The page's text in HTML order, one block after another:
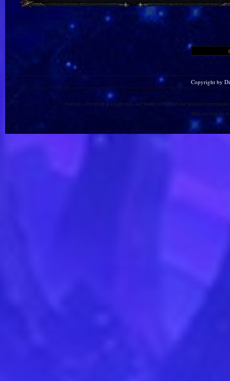
Copyright by
Warlords of Draenor is a trademark, and World of Warcraft and Blizzard
This site is in no